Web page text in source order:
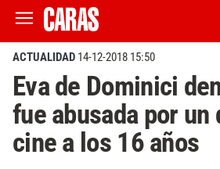
ACTUALIDAD 14-12-2018 15:50
Eva de Dominici
fue abusada por
cine a los 16 años